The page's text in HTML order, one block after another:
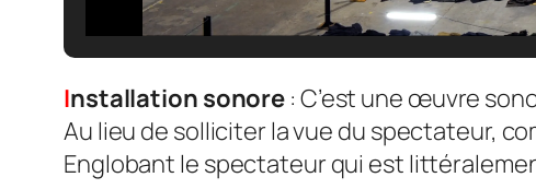
Installation sonore : C’est une œuvre
Au lieu de solliciter la vue du spectateur,
Englobant le spectateur qui est